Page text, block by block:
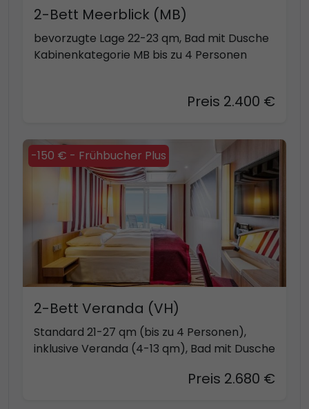
2-Bett Meerblick (MB)
bevorzugte Lage 22-23 qm, Bad mit Dusche
Kabinenkategorie MB bis zu 4 Personen
Preis 2.400 €
-150 € - Frühbucher Plus
2-Bett Veranda (VH)
Standard 21-27 qm (bis zu 4 Personen),
inklusive Veranda (4-13 qm), Bad mit Dusche
Preis 2.680 €